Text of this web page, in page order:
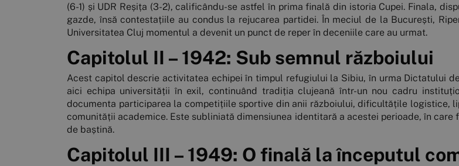
(6-1) și UDR Reșița (3-2), calificându-se astfel în prima finală din istoria Cupei. Finala,
gazde, însă contestațiile au condus la rejucarea partidei. În meciul de la București,
Universitatea Cluj momentul a devenit un punct de reper în deceniile care au urmat.
Capitolul II – 1942: Sub semnul războiului
Acest capitol descrie activitatea echipei în timpul refugiului la Sibiu, în urma Dictatului
aici echipa universității în exil, continuând tradiția clujeană într-un nou cadru
documenta participarea la competițiile sportive din anii războiului, dificultățile logistice,
comunității academice. Este subliniată dimensiunea identitară a acestei perioade, în
de baștină.
Capitolul III – 1949: O finală la începutul